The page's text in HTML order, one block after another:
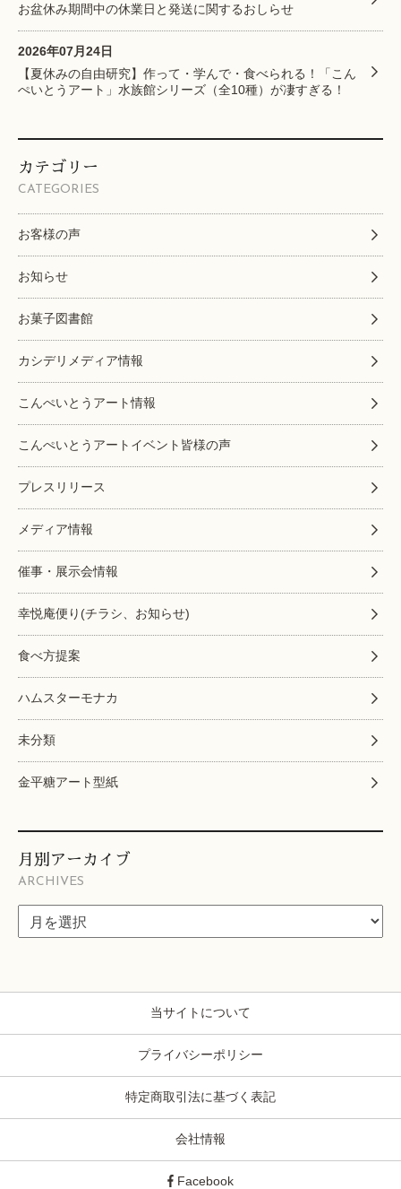
お盆休み期間中の休業日と発送に関するおしらせ
2026年07月24日
【夏休みの自由研究】作って・学んで・食べられる！「こん
ぺいとうアート」水族館シリーズ（全10種）が凄すぎる！
カテゴリー
CATEGORIES
お客様の声
お知らせ
お菓子図書館
カシデリメディア情報
こんぺいとうアート情報
こんぺいとうアートイベント皆様の声
プレスリリース
メディア情報
催事・展示会情報
幸悦庵便り(チラシ、お知らせ)
食べ方提案
ハムスターモナカ
未分類
金平糖アート型紙
月別アーカイブ
ARCHIVES
当サイトについて
プライバシーポリシー
特定商取引法に基づく表記
会社情報
Facebook